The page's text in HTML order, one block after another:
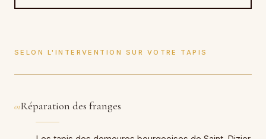
SELON L'INTERVENTION SUR VOTRE TAPIS
01Réparation des franges